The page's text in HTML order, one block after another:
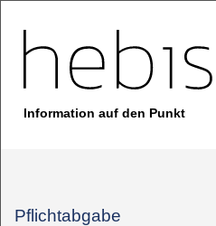
Information auf den Punkt
Pflichtabgabe